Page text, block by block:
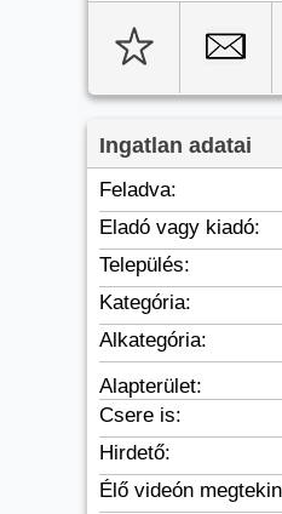
Ingatlan adatai
Feladva:
Eladó vagy kiadó:
Település:
Kategória:
Alkategória:
Alapterület:
Csere is:
Hirdető:
Élő videón